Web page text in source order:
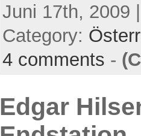
Juni 17th, 2009
Category:
4 comments -
Edgar